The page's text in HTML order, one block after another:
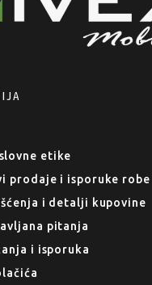
etike
prodaje i isporuke robe
i detalji kupovine
pitanja
i isporuka